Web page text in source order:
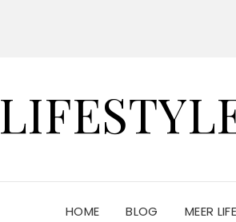
HOME BLOG MEER